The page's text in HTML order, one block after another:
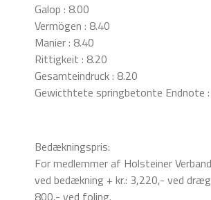
Galop : 8.00
Vermögen : 8.40
Manier : 8.40
Rittigkeit : 8.20
Gesamteindruck : 8.20
Gewicthtete springbetonte Endnote
Bedækningspris:
For medlemmer af Holsteiner
ved bedækning + kr.: 3,220,- ved
800,- ved foling.